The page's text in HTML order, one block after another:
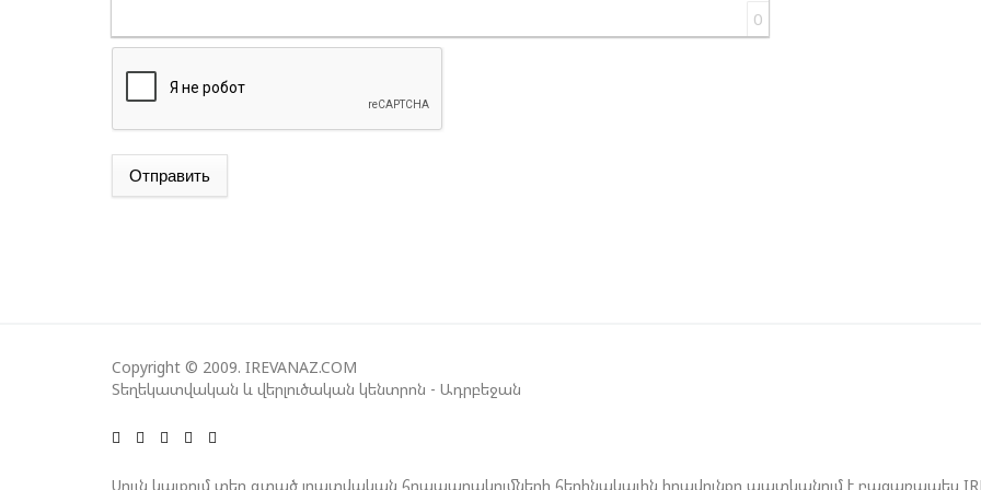
0
Отправить
Copyright © 2009. IREVANAZ.COM
Տեղեկատվական և վերլուծական կենտրոն - Ադրբեջան
Սույն կայքում տեղ գտած լրատվական հրապարակումների հեղինակային իրավունքը պատկանում է բացառապես